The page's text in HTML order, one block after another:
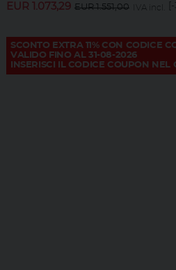
EUR 1.073,29 EUR1.551,00 IVA incl.
SCONTO EXTRA 11% CON CODICE
VALIDO FINO AL 31-08-2026
INSERISCI IL CODICE COUPON NEL